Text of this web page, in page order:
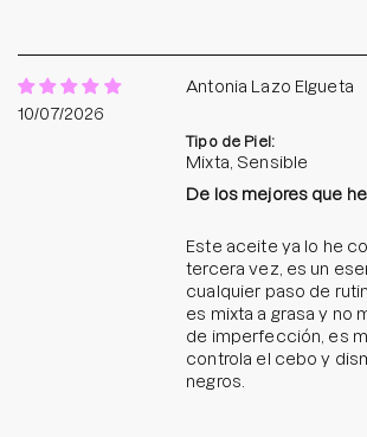
10/07/2026
Antonia Lazo Elgueta
Tipo de Piel:
Mixta, Sensible
De los mejores que
Este aceite ya lo he
tercera vez, es un
cualquier paso de
es mixta a grasa y no
de imperfección, es
controla el cebo y
negros.